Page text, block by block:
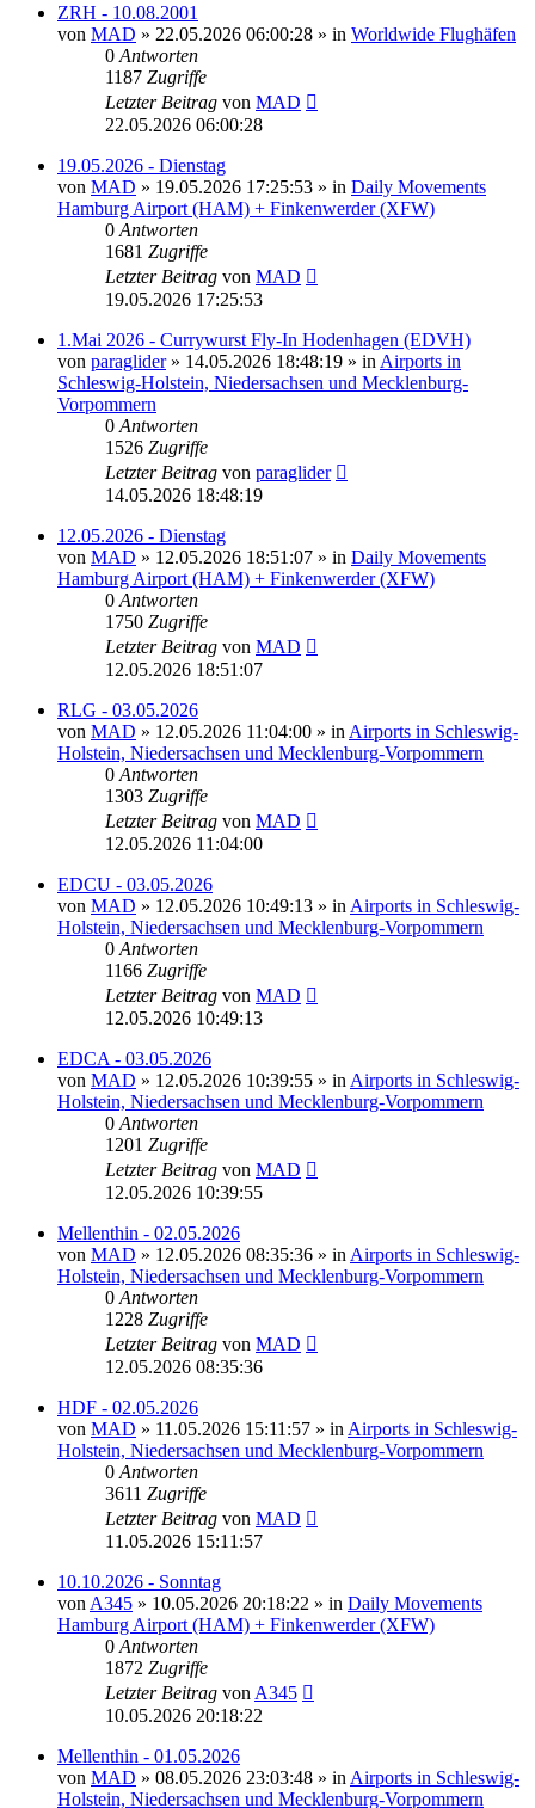
ZRH - 10.08.2001
von MAD » 22.05.2026 06:00:28 » in Worldwide Flughäfen
0 Antworten
1187 Zugriffe
Letzter Beitrag von MAD
22.05.2026 06:00:28
19.05.2026 - Dienstag
von MAD » 19.05.2026 17:25:53 » in Daily Movements
Hamburg Airport (HAM) + Finkenwerder (XFW)
0 Antworten
1681 Zugriffe
Letzter Beitrag von MAD
19.05.2026 17:25:53
1.Mai 2026 - Currywurst Fly-In Hodenhagen (EDVH)
von paraglider» 14.05.2026 18:48:19 » in Airports in
Schleswig-Holstein, Niedersachsen und Mecklenburg-
Vorpommern
0 Antworten
1526 Zugriffe
Letzter Beitrag von paraglider
14.05.2026 18:48:19
12.05.2026 - Dienstag
von MAD » 12.05.2026 18:51:07 » in Daily Movements
Hamburg Airport (HAM) + Finkenwerder (XFW)
0 Antworten
1750 Zugriffe
Letzter Beitrag von MAD
12.05.2026 18:51:07
RLG - 03.05.2026
von MAD » 12.05.2026 11:04:00 » in Airports in Schleswig-
Holstein, Niedersachsen und Mecklenburg-Vorpommern
0 Antworten
1303 Zugriffe
Letzter Beitrag von MAD
12.05.2026 11:04:00
EDCU - 03.05.2026
von MAD » 12.05.2026 10:49:13 » in Airports in Schleswig-
Holstein, Niedersachsen und Mecklenburg-Vorpommern
0 Antworten
1166 Zugriffe
Letzter Beitrag von MAD
12.05.2026 10:49:13
EDCA - 03.05.2026
von MAD » 12.05.2026 10:39:55 » in Airports in Schleswig-
Holstein, Niedersachsen und Mecklenburg-Vorpommern
0 Antworten
1201 Zugriffe
Letzter Beitrag von MAD
12.05.2026 10:39:55
Mellenthin - 02.05.2026
von MAD » 12.05.2026 08:35:36 » in Airports in Schleswig-
Holstein, Niedersachsen und Mecklenburg-Vorpommern
0 Antworten
1228 Zugriffe
Letzter Beitrag von MAD
12.05.2026 08:35:36
HDF - 02.05.2026
von MAD » 11.05.2026 15:11:57 » in Airports in Schleswig-
Holstein, Niedersachsen und Mecklenburg-Vorpommern
0 Antworten
3611 Zugriffe
Letzter Beitrag von MAD
11.05.2026 15:11:57
10.10.2026 - Sonntag
von A345 » 10.05.2026 20:18:22 » in Daily Movements
Hamburg Airport (HAM) + Finkenwerder (XFW)
0 Antworten
1872 Zugriffe
Letzter Beitrag von A345
10.05.2026 20:18:22
Mellenthin - 01.05.2026
von MAD » 08.05.2026 23:03:48 » in Airports in Schleswig-
Holstein, Niedersachsen und Mecklenburg-Vorpommern